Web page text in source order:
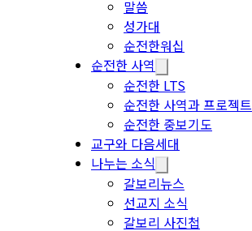
말씀
성가대
순전한워십
순전한 사역
순전한 LTS
순전한 사역과 프로젝트
순전한 중보기도
교구와 다음세대
나누는 소식
갈보리뉴스
선교지 소식
갈보리 사진첩